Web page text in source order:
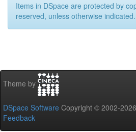
Items in DSpace are protected by
reserved, unless otherwise indicated.
Theme by
DSpace Software Copyright © 2002-2026
Feedback